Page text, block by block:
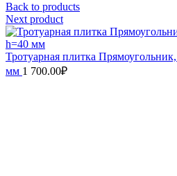
Back to products
Next product
Тротуарная плитка
мм 1 700.00₽